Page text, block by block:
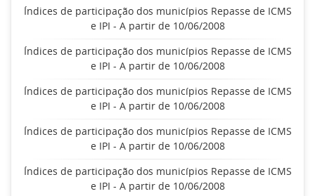
Índices de participação dos municípios Repasse de ICMS
e IPI - A partir de 10/06/2008
Índices de participação dos municípios Repasse de ICMS
e IPI - A partir de 10/06/2008
Índices de participação dos municípios Repasse de ICMS
e IPI - A partir de 10/06/2008
Índices de participação dos municípios Repasse de ICMS
e IPI - A partir de 10/06/2008
Índices de participação dos municípios Repasse de ICMS
e IPI - A partir de 10/06/2008